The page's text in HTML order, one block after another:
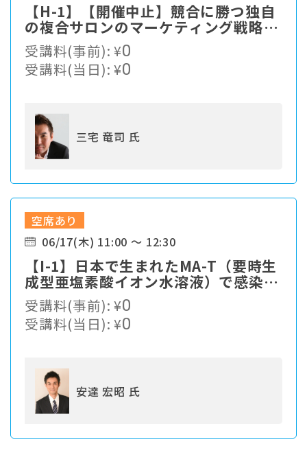
【H-1】【開催中止】競合に勝つ独自
の複合サロンのマーケティング戦略と
は？
受講料(事前):¥0
受講料(当日):¥0
三宅 竜司 氏
空席あり
06/17(木) 11:00 ～ 12:30
【I-1】⽇本で⽣まれたMA-T（要時⽣
成型亜塩素酸イオン⽔溶液）で感染症
対策
受講料(事前):¥0
受講料(当日):¥0
安達 宏昭 氏